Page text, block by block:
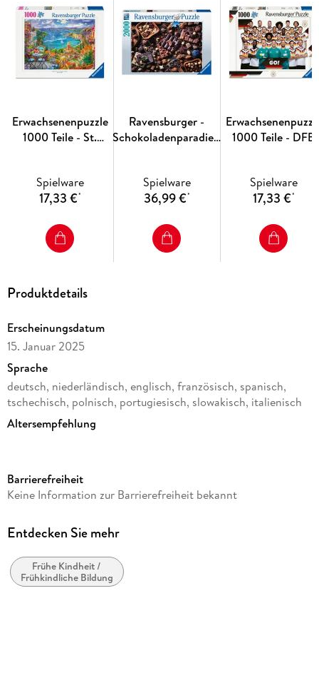
charakteristischen Puzzleteile wird durch handgefertigte
Stanzwerkzeuge erreicht, die in äußerster
Uhrmacherpräzision im oberschwäbischen Ravensburg
hergestellt werden. Jahrzehntelange Erfahrung in der
Puzzleproduktion, den hohen Qualitätsanspruch an Material,
ist die Ravensburger Leidenschaft für Qualität.
Erwachsenenpuzzle
1000 Teile - St.
Spielware
17,33 €*
Ravensburger -
Schokoladenparadies,
Spielware
36,99 €*
1000 Teile - DFB
Spielware
17,33 €*
Produktdetails
Erscheinungsdatum
15. Januar 2025
Sprache
deutsch, niederländisch, englisch, französisch, spanisch,
tschechisch, polnisch, portugiesisch, slowakisch, italienisch
Altersempfehlung
Erwachsenenpuzzle Standard
Verlag/Hersteller
Rätsel
Gewicht
Barrierefreiheit
Keine Information zur Barrierefreiheit bekannt
Entdecken Sie mehr
Frühe Kindheit /
Frühkindliche Bildung